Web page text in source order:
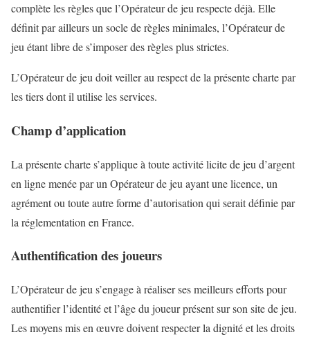
complète les règles que l’Opérateur de jeu respecte déjà. Elle
définit par ailleurs un socle de règles minimales, l’Opérateur de
jeu étant libre de s’imposer des règles plus strictes.
L’Opérateur de jeu doit veiller au respect de la présente charte par
les tiers dont il utilise les services.
Champ d’application
La présente charte s’applique à toute activité licite de jeu d’argent
en ligne menée par un Opérateur de jeu ayant une licence, un
agrément ou toute autre forme d’autorisation qui serait définie par
la réglementation en France.
Authentification des joueurs
L’Opérateur de jeu s’engage à réaliser ses meilleurs efforts pour
authentifier l’identité et l’âge du joueur présent sur son site de jeu.
Les moyens mis en œuvre doivent respecter la dignité et les droits